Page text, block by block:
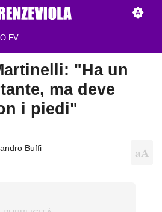
FV
"Ha un
ma deve
i piedi"
Buffi